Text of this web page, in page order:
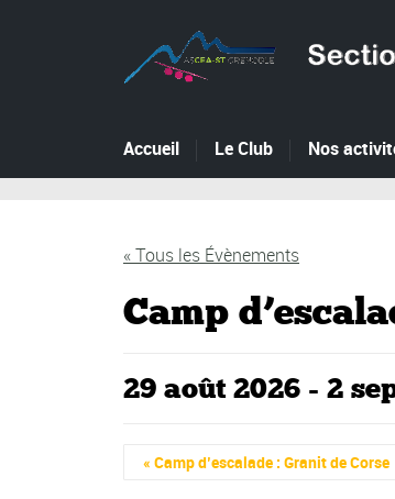
Accueil Le Club Nos
« Tous les Évènements
Camp
29 août 2026 - 2
Navigation
Évènement
« Camp d’escalade : Granit de Corse